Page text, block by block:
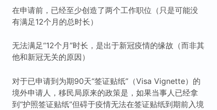
在申请前，已经至少创造了两个工作职位（只是可能没
有满足12个月的总时长）
无法满足“12个月”时长，是出于新冠疫情的缘故（而非其
他和新冠无关的原因）
对于已申请到为期90天“签证贴纸”（Visa Vignette）的
境外申请人，移民局原来的政策是，如果当事人已经拿
到“护照签证贴纸”但碍于疫情无法在签证贴纸到期前入境